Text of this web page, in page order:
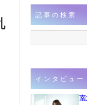
記事の検索
インタビュー